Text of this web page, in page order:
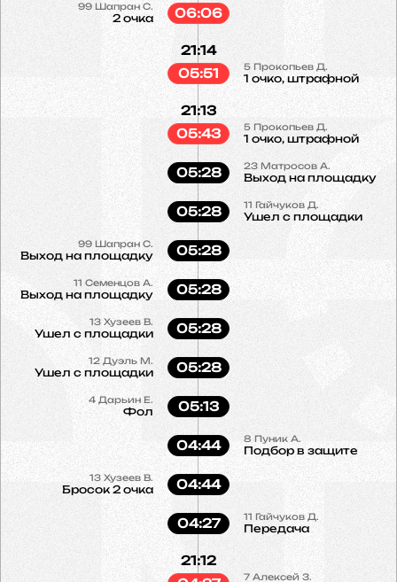
99 Шапран С.
2 очка
06:06
5 Прокопьев Д.
1 очко, штрафной
21:14
05:51
5 Прокопьев Д.
1 очко, штрафной
21:13
05:43
23 Матросов А.
Выход на площадку
05:28
11 Гайчуков Д.
Ушел с площадки
05:28
99 Шапран С.
Выход на площадку 05:28
11 Семенцов А.
Выход на площадку 05:28
13Хузеев В.
Ушел с площадки 05:28
12 Дуэль М.
Ушел с площадки 05:28
4 Дарьин Е.
Фол 05:13
8 Пуник А.
Подбор в защите
04:44
13 Хузеев В.
Бросок 2 очка 04:44
11 Гайчуков Д.
Передача
04:27
7 Алексей З.
21:12